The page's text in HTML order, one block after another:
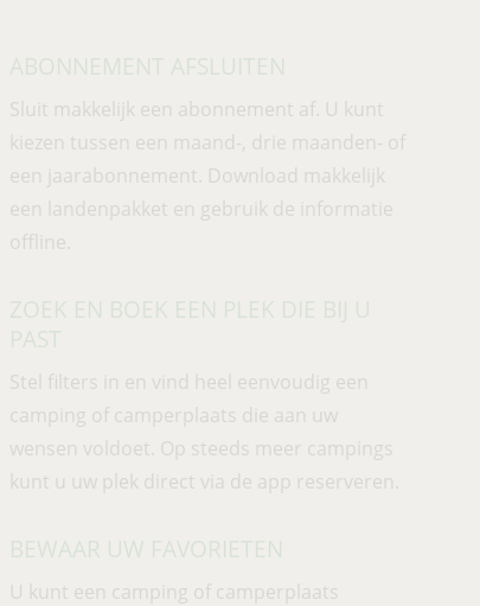
ABONNEMENT AFSLUITEN
Sluit makkelijk een abonnement af. U kunt
kiezen tussen een maand-, drie maanden- of
een jaarabonnement. Downl oad makkelijk
een landenpakket en gebruik de informatie
offline.
ZOEK EN BOEK EEN PLEK DIE BIJ U
PAST
Stel filters in en vind heel eenvoudig een
camping of camperplaats die aan uw
wensen voldoet. Op steeds meer campings
kunt u uw plek direct via de app reserveren.
BEWAAR UW FAVORIETEN
U kunt een camping of camperplaats